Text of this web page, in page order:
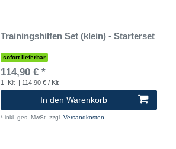
Trainingshilfen Set (klein) - Starterset
sofort lieferbar
114,90 € *
1 Kit | 114,90 € / Kit
In den Warenkorb
* inkl. ges. MwSt. zzgl. Versandkosten